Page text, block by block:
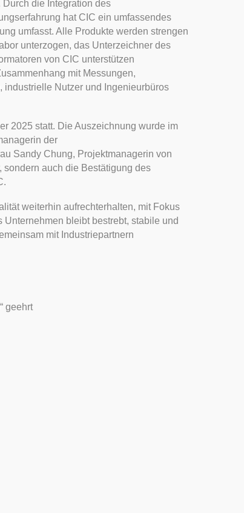
die Integration des
hat CIC ein umfassendes
umfasst. Alle Produkte werden strengen
unterzogen, das Unterzeichner des
von CIC unterstützen
mit Messungen,
industrielle Nutzer und Ingenieurbüros
2025 statt. Die Auszeichnung wurde im
der
Sandy Chung, Projektmanagerin von
auch die Bestätigung des
weiterhin aufrechterhalten, mit Fokus
bleibt bestrebt, stabile und
mit Industriepartnern
geehrt
100 MVP Manager 2025“ geehrt